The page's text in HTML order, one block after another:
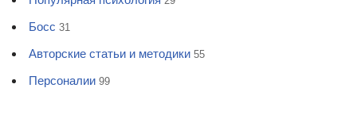
Босс 31
Авторские статьи и методики 55
Персоналии 99